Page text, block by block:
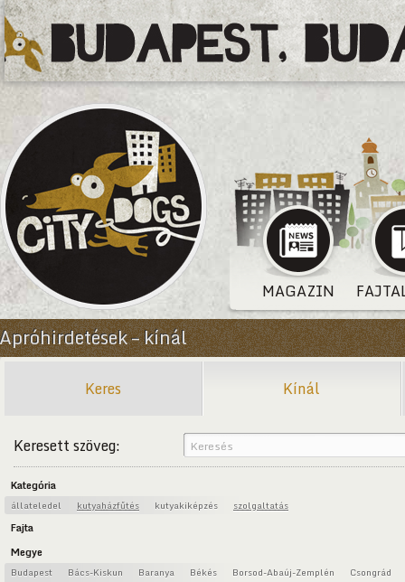
MAGAZIN
Apróhirdetések – kínál
Keres Kínál
Keresett szöveg:
Kategória
állateledel kutyaházfűtés kutyakiképzés szolgaltatás
Fajta
Megye
Budapest Bács-Kiskun Baranya Békés Borsod-Abaúj-Zemplén
Csongrád